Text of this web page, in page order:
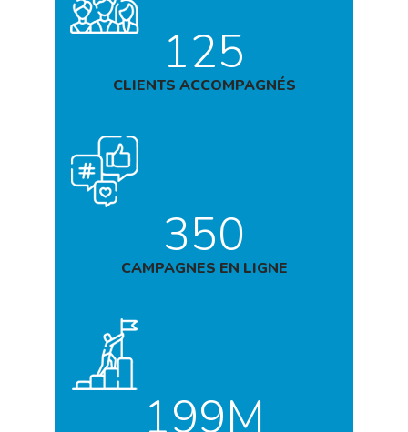
125
CLIENTS ACCOMPAGNÉS
350
CAMPAGNES EN LIGNE
199M